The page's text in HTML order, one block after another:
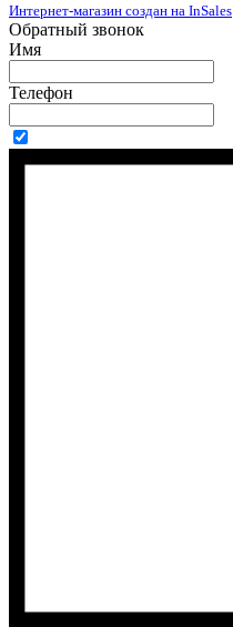
Интернет-магазин создан на InSales
Обратный звонок
Имя
Телефон